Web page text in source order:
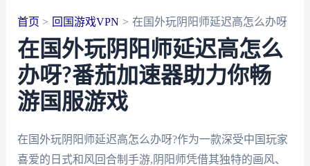
首页 回国游戏VPN 在国外玩阴阳师延迟高怎么办呀
在国外玩阴阳师延迟高怎么
办呀?番茄加速器助力你畅
游国服游戏
在国外玩阴阳师延迟高怎么办呀?作为一款深受中国玩家
喜爱的日式和风回合制手游,阴阳师凭借其独特的画风、